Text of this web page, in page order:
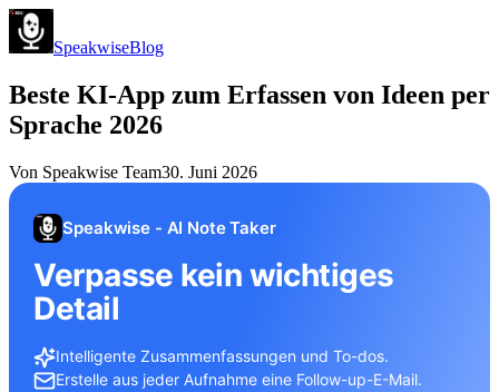
SpeakwiseBlog
Beste KI-App zum Erfassen von Ideen per
Sprache 2026
Von Speakwise Team30. Juni 2026
Speakwise - AI Note Taker
Verpasse kein wichtiges
Detail
Intelligente Zusammenfassungen und To-dos.
Erstelle aus jeder Aufnahme eine Follow-up-E-Mail.